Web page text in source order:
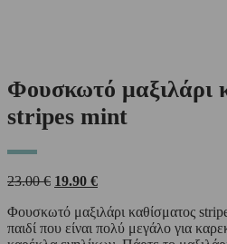
Φουσκωτό μαξιλάρι
stripes mint
23.00€ Original
was:
23.00 €.
19.90 €Η
τιμή
είναι:
Φουσκωτό μαξιλάρι καθίσματος
παιδί που είναι πολύ μεγάλο για